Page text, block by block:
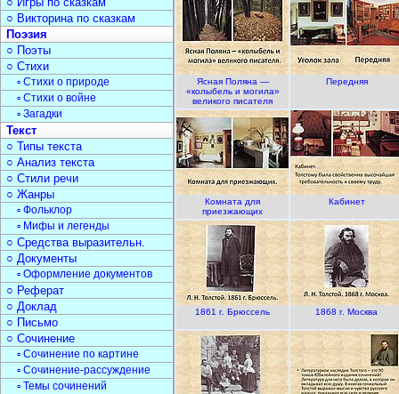
Ясная Поляна —
«колыбель и могила»
великого писателя
Передняя
Комната для
приезжающих
Кабинет
1861 г. Брюссель 1868 г. Москва
○ Викторина по сказкам
Поэзия
○ Поэты
○ Стихи
▫ Стихи о природе
▫ Стихи о войне
▫ Загадки
Текст
○ Типы текста
○ Анализ текста
○ Стили речи
○ Жанры
▫ Фольклор
▫ Мифы и легенды
○ Средства выразительн.
○ Документы
▫ Оформление документов
○ Реферат
○ Доклад
○ Письмо
○ Сочинение
▫ Сочинение по картине
▫ Сочинение-рассуждение
▫ Темы сочинений